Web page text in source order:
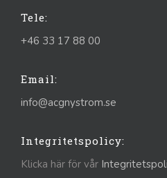
Tele:
+46 33 17 88 00
Email:
info@acgnystrom.se
Integritetspolicy:
Klicka här för vår